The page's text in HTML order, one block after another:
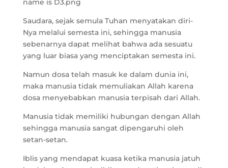
Saudara, sejak semula Tuhan menyatakan diri-
Nya melalui semesta ini, sehingga manusia
sebenarnya dapat melihat bahwa ada sesuatu
yang luar biasa yang menciptakan semesta ini.
Namun dosa telah masuk ke dalam dunia ini,
maka manusia tidak memuliakan Allah karena
dosa menyebabkan manusia terpisah dari Allah.
Manusia tidak memiliki hubungan dengan Allah
sehingga manusia sangat dipengaruhi oleh
setan-setan.
Iblis yang mendapat kuasa ketika manusia jatuh